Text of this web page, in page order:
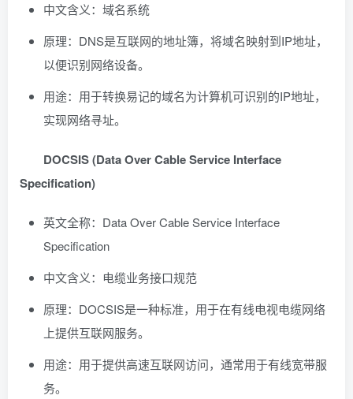
中文含义：域名系统
原理：DNS是互联网的地址簿，将域名映射到IP地址，
以便识别网络设备。
用途：用于转换易记的域名为计算机可识别的IP地址，
实现网络寻址。
DOCSIS (Data Over Cable Service Interface
Specification)
英文全称：Data Over Cable Service Interface
Specification
中文含义：电缆业务接口规范
原理：DOCSIS是一种标准，用于在有线电视电缆网络
上提供互联网服务。
用途：用于提供高速互联网访问，通常用于有线宽带服
务。